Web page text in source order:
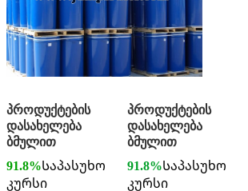
პროდუქტების
დასახელება
ბმულით
91.8%Საპასუხო
კურსი
პროდუქტების
დასახელება
ბმულით
91.8%Საპასუხო
კურსი